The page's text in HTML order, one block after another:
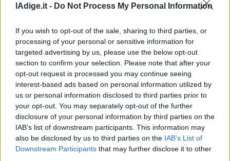
lAdige.it - Do Not Process My Personal Information
If you wish to opt-out of the sale, sharing to third parties, or
processing of your personal or sensitive information for
targeted advertising by us, please use the below opt-out
section to confirm your selection. Please note that after your
opt-out request is processed you may continue seeing
interest-based ads based on personal information utilized by
us or personal information disclosed to third parties prior to
your opt-out. You may separately opt-out of the further
disclosure of your personal information by third parties on the
IAB’s list of downstream participants. This information may
also be disclosed by us to third parties on the IAB’s List of
Downstream Participants that may further disclose it to other
VIDEO
Landini: “Fidanza ha preso colpo di sole, Cgil non
si gira mai dall'altra parte”
8 AGOSTO 2026